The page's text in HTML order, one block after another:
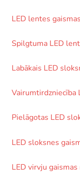
LED lentes
Spilgtuma LED
Labākais LED
Vairumtirdzniecība
Pielāgotas LED
LED sloksnes
LED virvju gaismas